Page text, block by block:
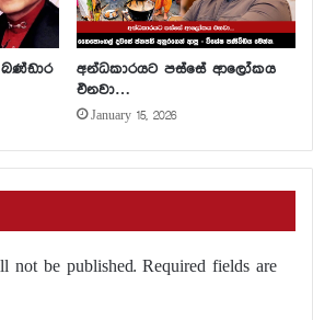
අන්ධකාරයට පස්සේ ආලෝකය
එනවා…
January 15, 2026
not be published. Required fields are